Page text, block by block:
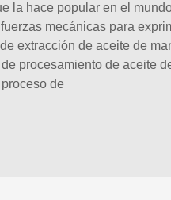
la hace popular en el
mecánicas para
extracción de aceite de
procesamiento de aceite
de